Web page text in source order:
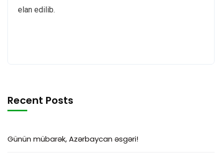
elan edilib.
Recent Posts
Günün mübarək, Azərbaycan əsgəri!